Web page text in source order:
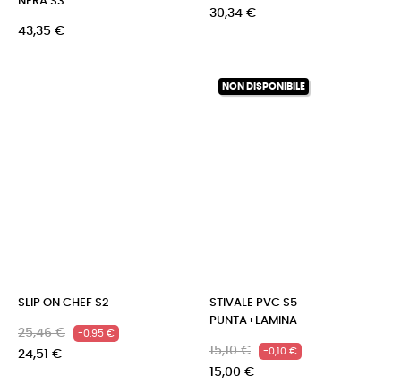
Prezzo
43,35 €
Prezzo
30,34 €
SLIP ON CHEF S2
Prezzo
regolare
25,46 € -0,95 € Prezzo
24,51 €
NON DISPONIBILE
STIVALE PVC S5
PUNTA+LAMINA
Prezzo
regolare
15,10 € -0,10 € Prezzo
15,00 €